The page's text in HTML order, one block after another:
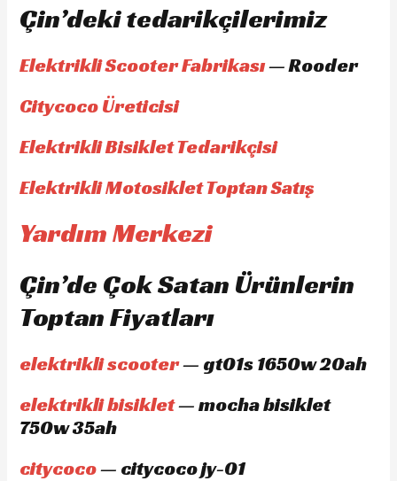
Çin’deki tedarikçilerimiz
Elektrikli Scooter Fabrikası— Rooder
Citycoco Üreticisi
Elektrikli Bisiklet Tedarikçisi
Elektrikli Motosiklet Toptan Satış
Yardım Merkezi
Çin’de Çok Satan Ürünlerin
Toptan Fiyatları
elektrikli scooter— gt01s 1650w 20ah
elektrikli bisiklet— mocha bisiklet
750w 35ah
citycoco— citycoco jy-01